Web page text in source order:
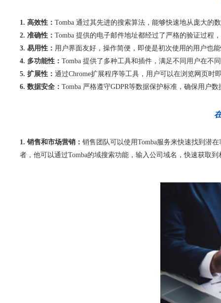
1. 高效性： Tomba 通过其先进的搜索算法，能够快速地从庞大的
2. 准确性： Tomba 提供的电子邮件地址都经过了严格的验证过程
3. 易用性： 用户界面友好，操作简便，即使是初次使用的用户也
4. 多功能性： Tomba 提供了多种工具和插件，满足不同用户在不
5. 扩展性： 通过Chrome扩展程序等工具，用户可以在浏览网页时
6. 数据安全： Tomba 严格遵守GDPR等数据保护标准，确保用户
1. 销售和市场营销： 销售团队可以使用Tomba服务来快速找到潜
者，他可以通过Tomba的域搜索功能，输入公司域名，快速获取